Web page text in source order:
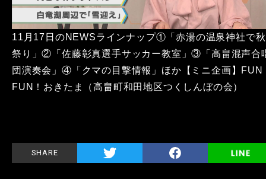
11月17日のNEWSラインナップ①「赤湯の温泉神社で秋
祭り」②「佐藤彰真選手サッカー教室」③「高畠混声合
団演奏会」④「クマの目撃情報」ほか【ミニ企画】FUN
FUN！おきたま（高畠町和田地区つくしんぼの会）
SHARE